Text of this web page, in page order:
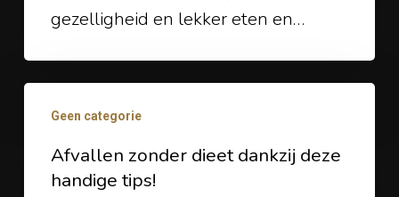
gezond
gezelligheid en lekker eten en…
zonder
dieet
dankzij
Geen categorie
Afvallen zonder dieet dankzij deze
handige tips!